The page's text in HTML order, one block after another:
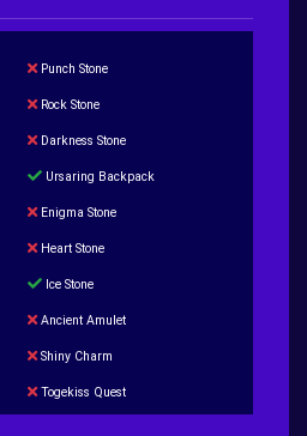
Punch Stone
Rock Stone
Darkness Stone
Ursaring Backpack
Enigma Stone
Heart Stone
Ice Stone
Ancient Amulet
Shiny Charm
Togekiss Quest